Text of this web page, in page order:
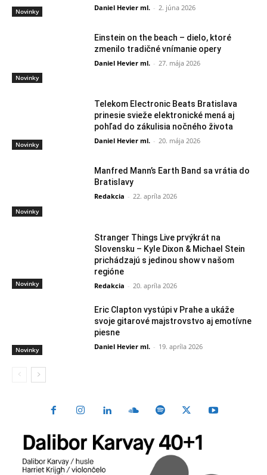
Novinky Daniel Hevier ml. - 2. júna 2026
Novinky
Einstein on the beach – dielo, ktoré
zmenilo tradičné vnímanie opery
Daniel Hevier ml. - 27. mája 2026
Novinky
Telekom Electronic Beats Bratislava
prinesie svieže elektronické mená aj
pohľad do zákulisia nočného života
Daniel Hevier ml. - 20. mája 2026
Novinky
Manfred Mann’s Earth Band sa vrátia do
Bratislavy
Redakcia - 22. apríla 2026
Novinky
Stranger Things Live prvýkrát na
Slovensku – Kyle Dixon & Michael Stein
prichádzajú s jedinou show v našom
regióne
Redakcia - 20. apríla 2026
Novinky
Eric Clapton vystúpi v Prahe a ukáže
svoje gitarové majstrovstvo aj emotívne
piesne
Daniel Hevier ml. - 19. apríla 2026